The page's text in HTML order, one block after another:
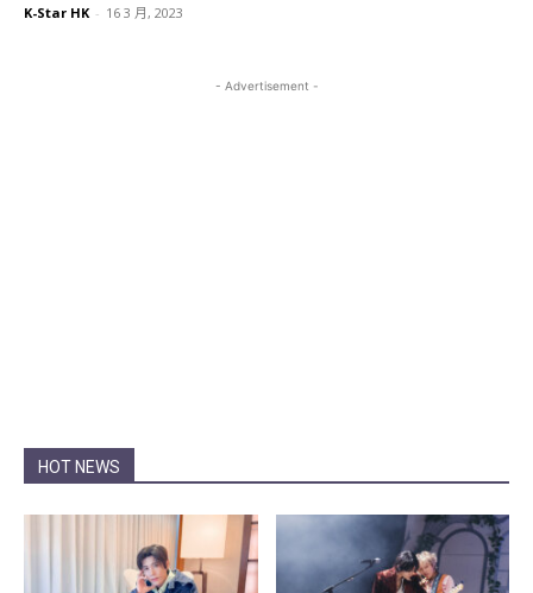
K-Star HK - 16 3 月, 2023
- Advertisement -
HOT NEWS